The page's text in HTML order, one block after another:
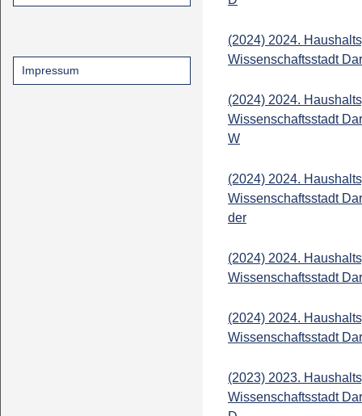
Impressum
(2024) 2024.
Wissenschaftsstadt
(2024) 2024.
Wissenschaftsstadt
W
(2024) 2024.
Wissenschaftsstadt
der
(2024) 2024.
Wissenschaftsstadt
(2024) 2024.
Wissenschaftsstadt
(2023) 2023.
Wissenschaftsstadt